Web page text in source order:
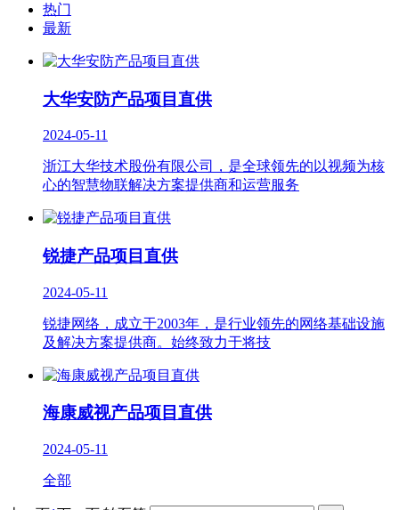
热门
最新
大华安防产品项目直供
2024-05-11
浙江大华技术股份有限公司，是全球领先的以视频为核
心的智慧物联解决方案提供商和运营服务
锐捷产品项目直供
2024-05-11
锐捷网络，成立于2003年，是行业领先的网络基础设施
及解决方案提供商。始终致力于将技
海康威视产品项目直供
2024-05-11
全部